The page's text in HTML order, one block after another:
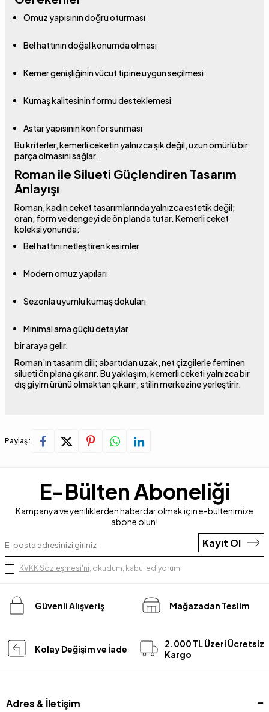
Omuz yapısının doğru oturması
Bel hattının doğal konumda olması
Kemer genişliğinin vücut tipine uygun seçilmesi
Kumaş kalitesinin formu desteklemesi
Astar yapısının konfor sunması
Bu kriterler, kemerli ceketin yalnızca şık değil, uzun ömürlü bir
parça olmasını sağlar.
Roman ile Silueti Güçlendiren Tasarım
Anlayışı
Roman, kadın ceket tasarımlarında yalnızca estetik değil;
oran, form ve dengeyi de ön planda tutar. Kemerli ceket
koleksiyonunda:
Bel hattını netleştiren kesimler
Modern omuz yapıları
Sezonla uyumlu kumaş dokuları
Minimal ama güçlü detaylar
bir araya gelir.
Roman’ın tasarım dili; abartıdan uzak, net çizgilerle feminen
silueti ön plana çıkarır. Bu yaklaşım, kemerli ceketi yalnızca bir
dış giyim ürünü olmaktan çıkarır; stilin merkezine yerleştirir.
Paylaş :
E-Bülten Aboneliği
Kampanya ve yeniliklerden haberdar olmak için e-bültenimize
abone olun!
Kayıt Ol
KVKK Sözleşmesi'ni, okudum, kabul ediyorum.
Güvenli Alışveriş Mağazadan Teslim
Kolay Değişim ve İade
2.000 TL Üzeri Ücretsiz
Kargo
Adres & İletişim